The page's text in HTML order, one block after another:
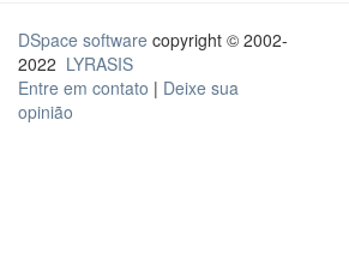
DSpace software copyright © 2002-
2022 LYRASIS
Entre em contato | Deixe sua
opinião